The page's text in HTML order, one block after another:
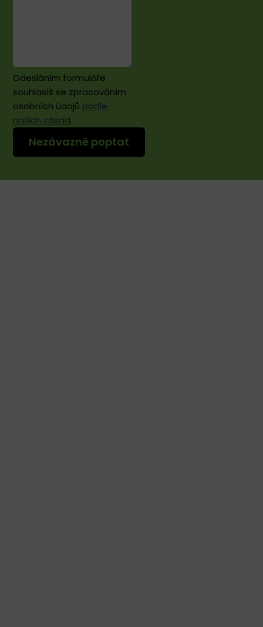
Odesláním formuláře
souhlasíš se zpracováním
osobních údajů podle
našich zásad.